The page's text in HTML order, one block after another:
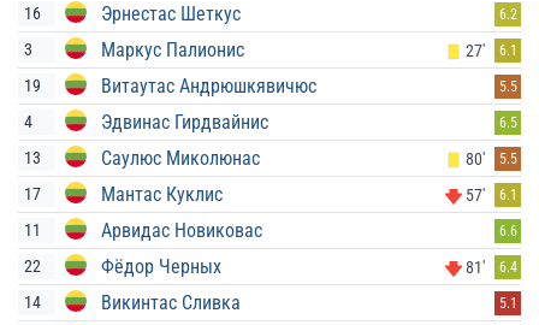
16 Эрнестас Шеткус 6.2
3 Маркус Палионис 27' 6.1
19 Витаутас Андрюшкявичюс 5.5
4 Эдвинас Гирдвайнис 6.5
13 Саулюс Миколюнас 80' 5.5
17 Мантас Куклис 57' 6.1
11 Арвидас Новиковас 6.6
22 Фёдор Черных 81' 6.4
14 Викинтас Сливка 5.1